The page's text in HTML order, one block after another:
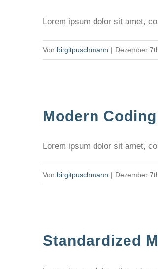
Lorem ipsum dolor sit amet,
Von birgitpuschmann | Dezember
Modern Coding
Lorem ipsum dolor sit amet,
Von birgitpuschmann | Dezember
Standardized